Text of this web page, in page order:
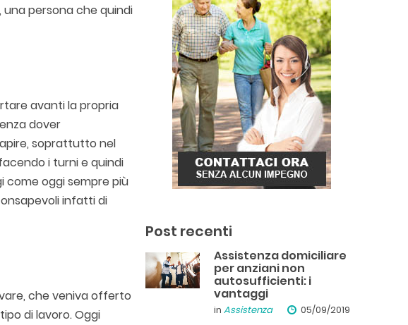
, una persona che quindi
avanti la propria
dover
soprattutto nel
i turni e quindi
come oggi sempre più
infatti di
che veniva offerto
di lavoro. Oggi
Post recenti
Assistenza domiciliare
per anziani non
autosufficienti: i
vantaggi
in Assistenza 05/09/2019